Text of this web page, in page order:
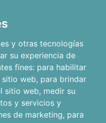
y otras tecnologías
su experiencia de
fines: para habilitar
sitio web, para brindar
sitio web, medir su
y servicios y
de marketing, para